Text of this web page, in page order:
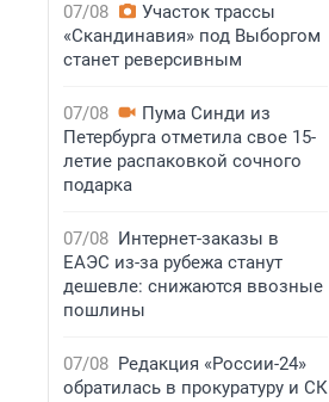
07/08
Участок трассы
«Скандинавия» под Выборгом
станет реверсивным
07/08
Пума Синди из
Петербурга отметила свое 15-
летие распаковкой сочного
подарка
07/08 Интернет-заказы в
ЕАЭС из-за рубежа станут
дешевле: снижаются ввозные
пошлины
07/08 Редакция «России-24»
обратилась в прокуратуру и СК